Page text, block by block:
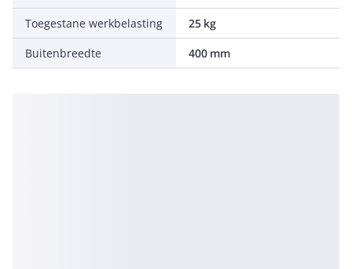
Toegestane werkbelasting
25 kg
Buitenbreedte
400 mm